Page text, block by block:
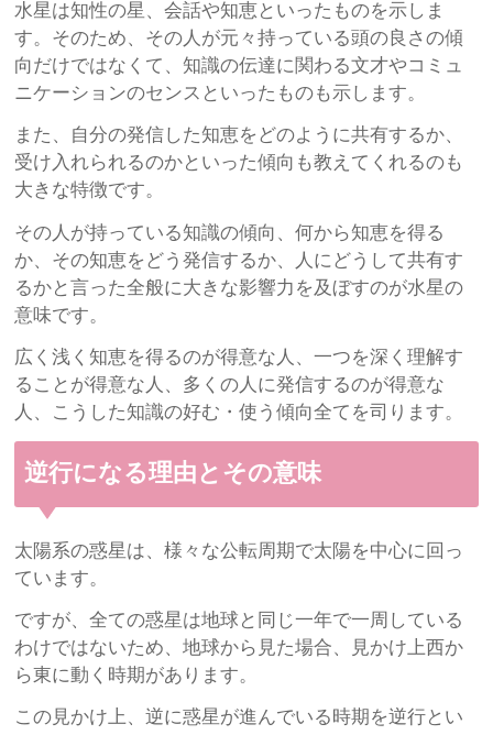
水星は知性の星、会話や知恵といったものを示しま
す。そのため、その人が元々持っている頭の良さの傾
向だけではなくて、知識の伝達に関わる文才やコミュ
ニケーションのセンスといったものも示します。
また、自分の発信した知恵をどのように共有するか、
受け入れられるのかといった傾向も教えてくれるのも
大きな特徴です。
その人が持っている知識の傾向、何から知恵を得る
か、その知恵をどう発信するか、人にどうして共有す
るかと言った全般に大きな影響力を及ぼすのが水星の
意味です。
広く浅く知恵を得るのが得意な人、一つを深く理解す
ることが得意な人、多くの人に発信するのが得意な
人、こうした知識の好む・使う傾向全てを司ります。
逆行になる理由とその意味
太陽系の惑星は、様々な公転周期で太陽を中心に回っ
ています。
ですが、全ての惑星は地球と同じ一年で一周している
わけではないため、地球から見た場合、見かけ上西か
ら東に動く時期があります。
この見かけ上、逆に惑星が進んでいる時期を逆行とい